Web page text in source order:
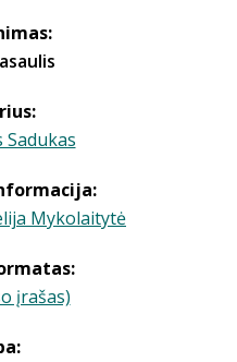
Mykolaitytė
įrašas)